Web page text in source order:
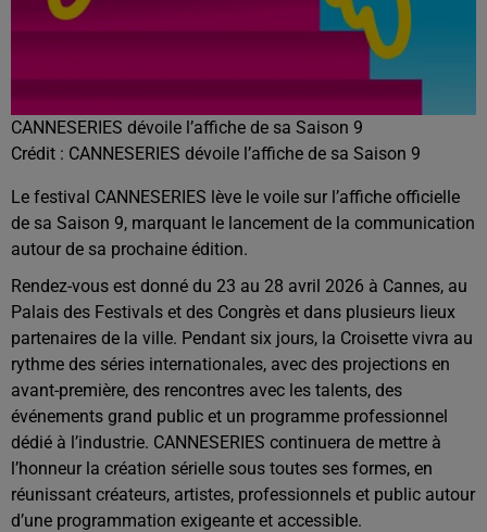
CANNESERIES dévoile l’affiche de sa Saison 9
Crédit : CANNESERIES dévoile l’affiche de sa Saison 9
Le festival CANNESERIES lève le voile sur l’affiche officielle
de sa Saison 9, marquant le lancement de la communication
autour de sa prochaine édition.
Rendez-vous est donné du 23 au 28 avril 2026 à Cannes, au
Palais des Festivals et des Congrès et dans plusieurs lieux
partenaires de la ville. Pendant six jours, la Croisette vivra au
rythme des séries internationales, avec des projections en
avant-première, des rencontres avec les talents, des
événements grand public et un programme professionnel
dédié à l’industrie. CANNESERIES continuera de mettre à
l’honneur la création sérielle sous toutes ses formes, en
réunissant créateurs, artistes, professionnels et public autour
d’une programmation exigeante et accessible.